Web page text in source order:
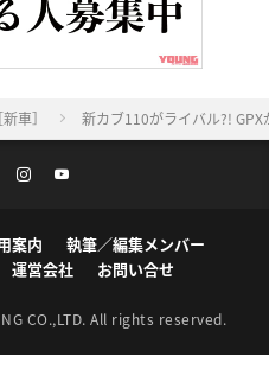
車］ 新カブ110がライバル?!
案内
執筆／編集メンバー
運営会社 お問い合せ
CO.,LTD. All rights reserved.